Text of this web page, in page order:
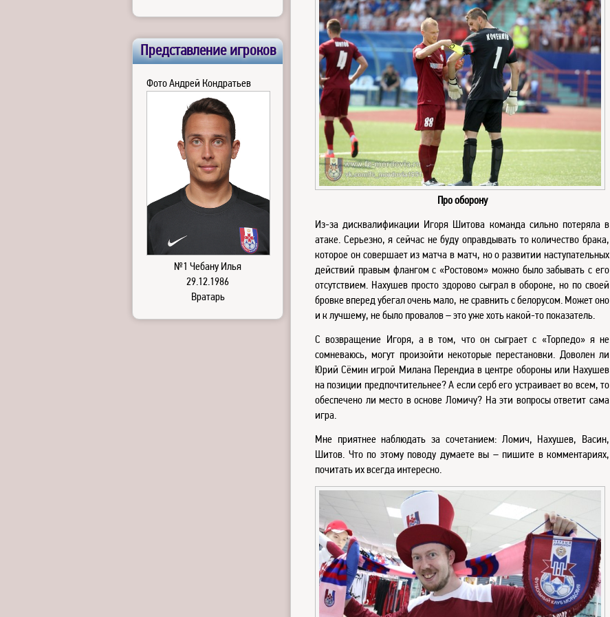
Про оборону
Из-за дисквалификации Игоря Шитова команда сильно потеряла в
атаке. Серьезно, я сейчас не буду оправдывать то количество брака,
которое он совершает из матча в матч, но о развитии наступательных
действий правым флангом с «Ростовом» можно было забывать с его
отсутствием. Нахушев просто здорово сыграл в обороне, но по своей
бровке вперед убегал очень мало, не сравнить с белорусом. Может оно
и к лучшему, не было провалов – это уже хоть какой-то показатель.
С возвращение Игоря, а в том, что он сыграет с «Торпедо» я не
сомневаюсь, могут произойти некоторые перестановки. Доволен ли
Юрий Сёмин игрой Милана Перендиа в центре обороны или Нахушев
на позиции предпочтительнее? А если серб его устраивает во всем, то
обеспечено ли место в основе Ломичу? На эти вопросы ответит сама
игра.
Мне приятнее наблюдать за сочетанием: Ломич, Нахушев, Васин,
Шитов. Что по этому поводу думаете вы – пишите в комментариях,
почитать их всегда интересно.
Представление игроков
Фото Андрей Кондратьев
№1 Чебану Илья
29.12.1986
Вратарь